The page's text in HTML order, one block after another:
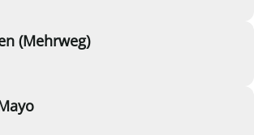
(Mehrweg)